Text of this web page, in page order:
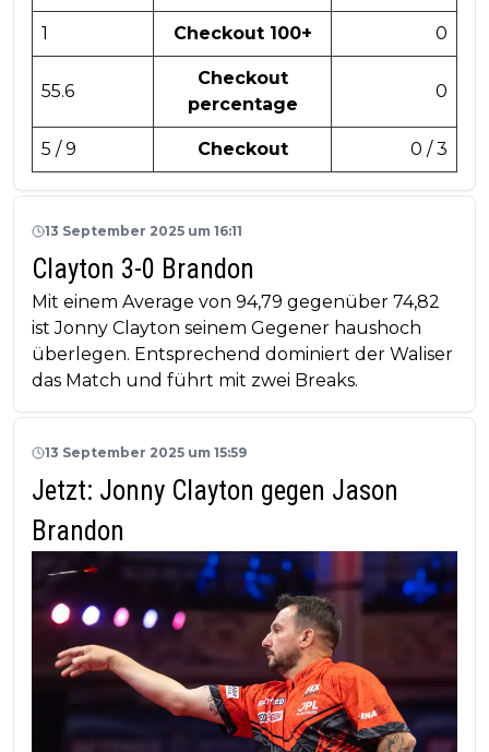
1 Checkout 100+ 0
55.6
Checkout
percentage
0
5 / 9 Checkout 0 / 3
13 September 2025 um 16:11
Clayton 3-0 Brandon
Mit einem Average von 94,79 gegenüber 74,82
ist Jonny Clayton seinem Gegener haushoch
überlegen. Entsprechend dominiert der Waliser
das Match und führt mit zwei Breaks.
13 September 2025 um 15:59
Jetzt: Jonny Clayton gegen Jason
Brandon